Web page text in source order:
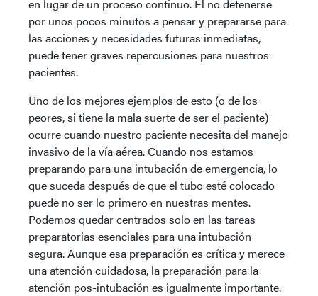
en lugar de un proceso continuo. El no detenerse
por unos pocos minutos a pensar y prepararse para
las acciones y necesidades futuras inmediatas,
puede tener graves repercusiones para nuestros
pacientes.
Uno de los mejores ejemplos de esto (o de los
peores, si tiene la mala suerte de ser el paciente)
ocurre cuando nuestro paciente necesita del manejo
invasivo de la vía aérea. Cuando nos estamos
preparando para una intubación de emergencia, lo
que suceda después de que el tubo esté colocado
puede no ser lo primero en nuestras mentes.
Podemos quedar centrados solo en las tareas
preparatorias esenciales para una intubación
segura. Aunque esa preparación es crítica y merece
una atención cuidadosa, la preparación para la
atención pos-intubación es igualmente importante.